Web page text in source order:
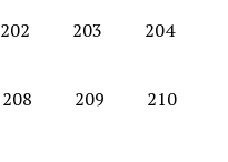
202 203 204
208 209 210